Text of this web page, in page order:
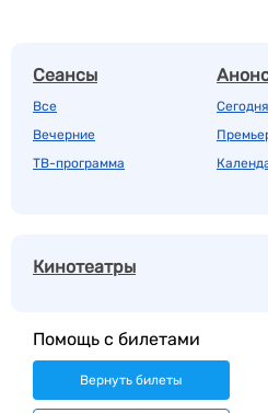
Сеансы
Все
Вечерние
ТВ-программа
Сегодня
Кинотеатры
Помощь с билетами
Вернуть билеты